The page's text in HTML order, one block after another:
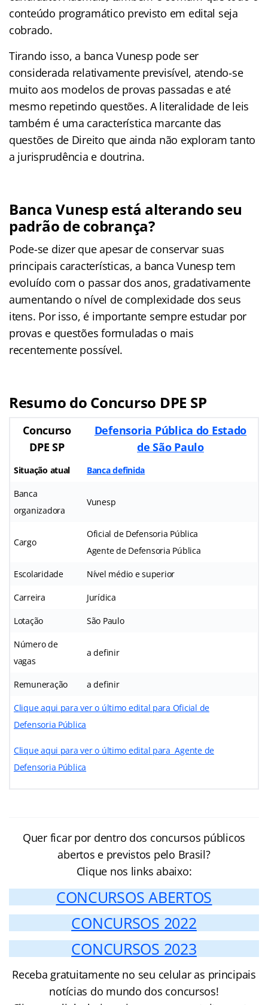
conteúdo programático previsto em edital seja
cobrado.
Tirando isso, a banca Vunesp pode ser
considerada relativamente previsível, atendo-se
muito aos modelos de provas passadas e até
mesmo repetindo questões. A literalidade de leis
também é uma característica marcante das
questões de Direito que ainda não exploram tanto
a jurisprudência e doutrina.
Banca Vunesp está alterando seu
padrão de cobrança?
Pode-se dizer que apesar de conservar suas
principais características, a banca Vunesp tem
evoluído com o passar dos anos, gradativamente
aumentando o nível de complexidade dos seus
itens. Por isso, é importante sempre estudar por
provas e questões formuladas o mais
recentemente possível.
Resumo do Concurso DPE SP
Concurso
DPE SP
Defensoria Pública do Estado
de São Paulo
Situação atual Banca definida
Banca
organizadora
Vunesp
Cargo
Oficial de Defensoria Pública
Agente de Defensoria Pública
Escolaridade Nível médio e superior
Carreira Jurídica
Lotação São Paulo
Número de
vagas
a definir
Remuneração a definir
Clique aqui para ver o último edital para Oficial de
Defensoria Pública
Clique aqui para ver o último edital para Agente de
Defensoria Pública
Quer ficar por dentro dos concursos públicos
abertos e previstos pelo Brasil?
Clique nos links abaixo:
CONCURSOS ABERTOS
CONCURSOS 2022
CONCURSOS 2023
Receba gratuitamente no seu celular as principais
notícias do mundo dos concursos!